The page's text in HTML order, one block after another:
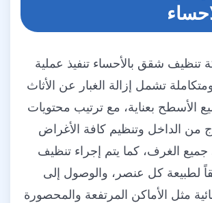
شقق بالأحساء تنفيذ عملية
تشمل إزالة الغبار عن الأثاث
الأسطح بعناية، مع ترتيب محتويات
من الداخل وتنظيم كافة الأغراض
جميع الغرف، كما يتم إجراء تنظيف
لطبيعة كل عنصر، والوصول إلى
مثل الأماكن المرتفعة والمحصورة